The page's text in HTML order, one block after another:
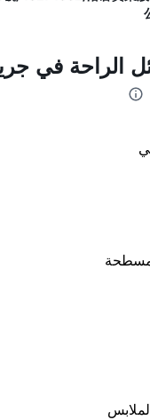
الراحة في
مسطحة